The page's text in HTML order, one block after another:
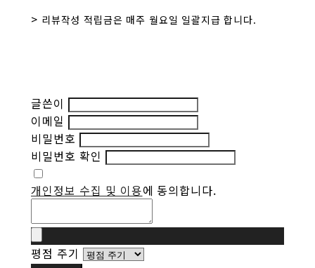
> 리뷰작성 적립금은 매주 월요일 일괄지급 합니다.
글쓴이
이메일
비밀번호
비밀번호 확인
개인정보 수집 및 이용에 동의합니다.
평점 주기